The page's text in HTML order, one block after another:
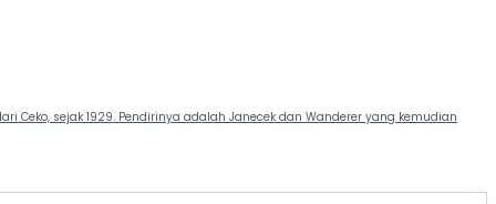
sejak 1929. Pendirinya adalah Janecek dan Wanderer yang kemudian